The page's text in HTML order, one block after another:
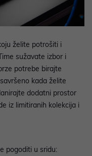
želite potrošiti i
sužavate izbor i
potrebe birajte
kada želite
dodatni prostor
iz limitiranih kolekcija i
pogoditi u sridu: